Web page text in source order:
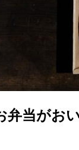
弁当がお